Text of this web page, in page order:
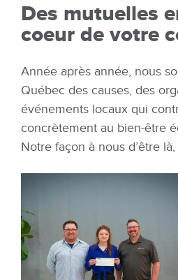
Des mutuelles
coeur de votre
Année après année, nous
Québec des causes, des
événements locaux qui
concrètement au bien-être
Notre façon à nous d’être